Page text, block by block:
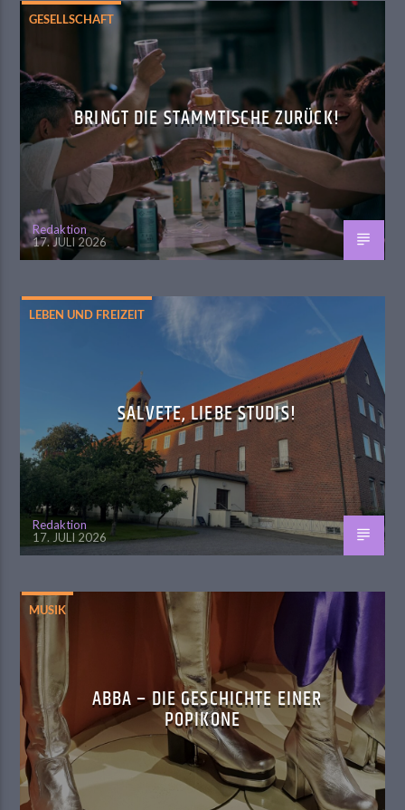
GESELLSCHAFT
BRINGT DIE STAMMTISCHE ZURÜCK!
Redaktion
17. JULI 2026
LEBEN UND FREIZEIT
SALVETE, LIEBE STUDIS!
Redaktion
17. JULI 2026
MUSIK
ABBA – DIE GESCHICHTE EINER
POPIKONE